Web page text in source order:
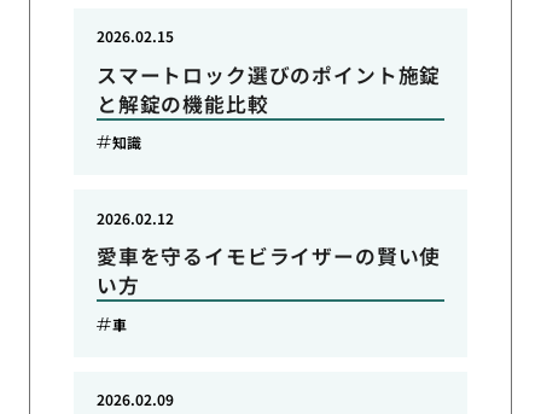
スマートロック選びのポイント施錠
と解錠の機能比較
2026.02.15
知識
愛車を守るイモビライザーの賢い使
い方
2026.02.12
車
2026.02.09